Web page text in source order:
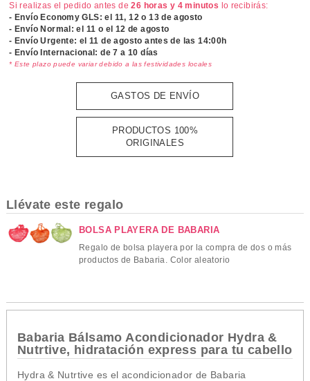
Si realizas el pedido antes de26 horas y 4 minutos lo recibirás:
- Envío Economy GLS: el 11, 12 o 13 de agosto
- Envío Normal: el 11 o el 12 de agosto
- Envío Urgente: el11 de agosto antes de las 14:00h
- Envío Internacional: de 7 a 10 días
* Este plazo puede variar debido a las festividades locales
GASTOS DE ENVÍO
PRODUCTOS 100%
ORIGINALES
Llévate este regalo
BOLSA PLAYERA DE BABARIA
Regalo de bolsa playera por la compra de dos o más
productos de Babaria. Color aleatorio
Babaria Bálsamo Acondicionador Hydra &
Nutrtive, hidratación express para tu cabello
Hydra & Nutrtive es el acondicionador de Babaria